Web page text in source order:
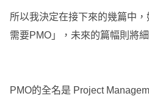
所以我決定在接下來的幾篇中
需要PMO」，未來的篇幅則將
PMO的全名是 Project